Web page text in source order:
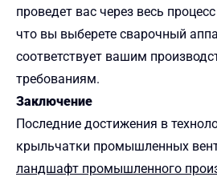
проведет вас через весь
что вы выберете сварочный
соответствует вашим
требованиям.
Заключение
Последние достижения в
крыльчатки промышленных
ландшафт промышленного